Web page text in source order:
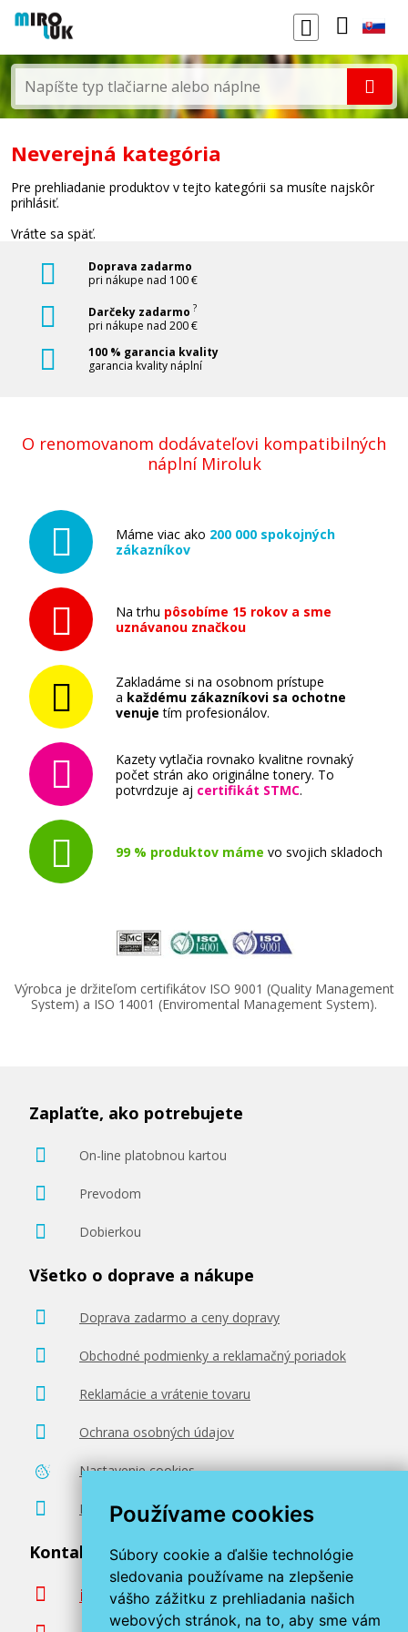
Používame cookies
Súbory cookie a ďalšie technológie
sledovania používame na zlepšenie
vášho zážitku z prehliadania našich
webových stránok, na to, aby sme vám
Neverejná kategória
Pre prehliadanie produktov v tejto kategórii sa musíte najskôr
prihlásiť.
Vráťte sa späť.
Doprava zadarmo
pri nákupe nad 100 €
Darčeky zadarmo ?
pri nákupe nad 200 €
100 % garancia kvality
garancia kvality náplní
O renomovanom dodávateľovi kompatibilných
náplní Miroluk
Máme viac ako 200 000 spokojných
zákazníkov
Na trhu pôsobíme 15 rokov a sme
uznávanou značkou
Zakladáme si na osobnom prístupe
a každému zákazníkovi sa ochotne
venuje tím profesionálov.
Kazety vytlačia rovnako kvalitne rovnaký
počet strán ako originálne tonery. To
potvrdzuje aj certifikát STMC.
99 % produktov máme vo svojich skladoch
Výrobca je držiteľom certifikátov ISO 9001 (Quality Management
System) a ISO 14001 (Enviromental Management System).
Zaplaťte, ako potrebujete
On-line platobnou kartou
Prevodom
Dobierkou
Všetko o doprave a nákupe
Doprava zadarmo a ceny dopravy
Obchodné podmienky a reklamačný poriadok
Reklamácie a vrátenie tovaru
Ochrana osobných údajov
Nastavenie cookies
Poradenstvo zadarmo
Kontaktujte nás
info@miroluk.sk